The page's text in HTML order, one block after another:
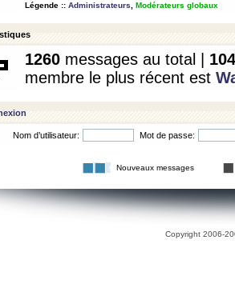
Légende :: Administrateurs Modérateurs globaux
1260 messages au total | 104
membre le plus récent est
Nom d’utilisateur: Mot de passe:
Nouveaux messages
Copyright 2006-